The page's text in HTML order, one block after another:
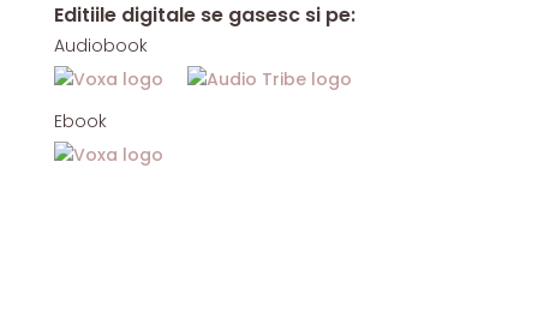
6)
Editiile digitale se gasesc si pe:
Audiobook
Ebook